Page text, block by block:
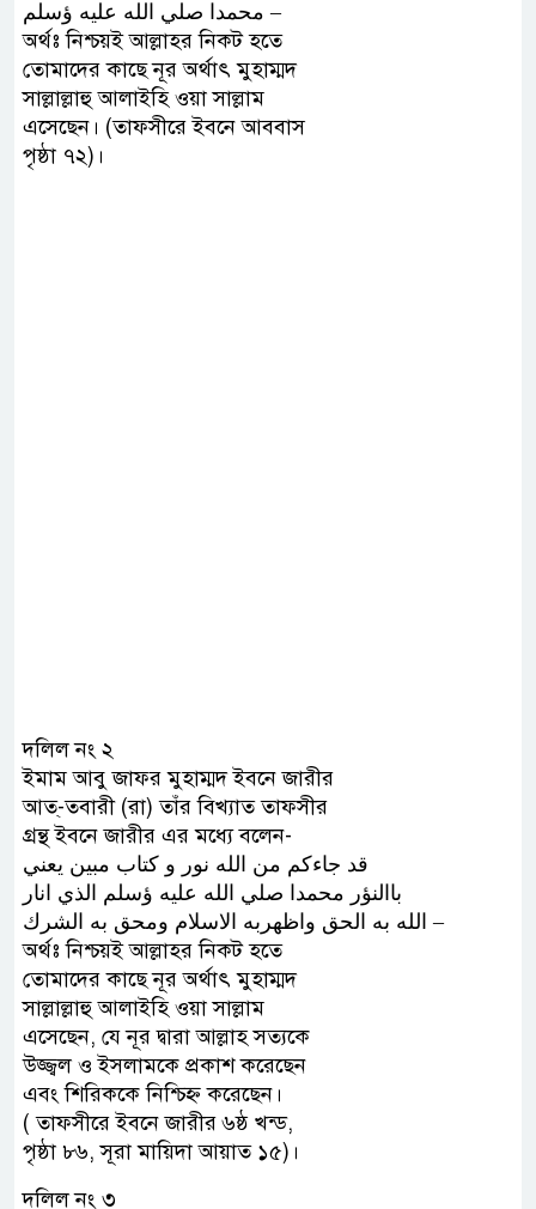
ﻣﺤﻤﺪﺍ ﺻﻠﻲ ﺍﻟﻠﻪ ﻋﻠﻴﻪ ﺅﺳﻠﻢ –
অর্থঃ নিশ্চয়ই আল্লাহর নিকট হতে
তোমাদের কাছে নূর অর্থাৎ মুহাম্মদ
সাল্লাল্লাহু আলাইহি ওয়া সাল্লাম
এসেছেন। (তাফসীরে ইবনে আববাস
পৃষ্ঠা ৭২)।
দলিল নং ২
ইমাম আবু জাফর মুহাম্মদ ইবনে জারীর
আত্-তবারী (রা) তাঁর বিখ্যাত তাফসীর
গ্রন্থ ইবনে জারীর এর মধ্যে বলেন-
ﻗﺪ ﺟﺎﺀﻛﻢ ﻣﻦ ﺍﻟﻠﻪ ﻧﻮﺭ ﻭ ﻛﺘﺎﺏ ﻣﺒﻴﻦ ﻳﻌﻨﻲ
ﺑﺎﺍﻟﻨﺆﺭ ﻣﺤﻤﺪﺍ ﺻﻠﻲ ﺍﻟﻠﻪ ﻋﻠﻴﻪ ﺅﺳﻠﻢ ﺍﻟﺬﻱ ﺍﻧﺎﺭ
ﺍﻟﻠﻪ ﺑﻪ ﺍﻟﺤﻖ ﻭﺍﻇﻬﺮﺑﻪ ﺍﻻﺳﻼﻡ ﻭﻣﺤﻖ ﺑﻪ ﺍﻟﺸﺮﻙ –
অর্থঃ নিশ্চয়ই আল্লাহর নিকট হতে
তোমাদের কাছে নূর অর্থাৎ মুহাম্মদ
সাল্লাল্লাহু আলাইহি ওয়া সাল্লাম
এসেছেন, যে নূর দ্বারা আল্লাহ সত্যকে
উজ্জ্বল ও ইসলামকে প্রকাশ করেছেন
এবং শিরিককে নিশ্চিহ্ন করেছেন।
( তাফসীরে ইবনে জারীর ৬ষ্ঠ খন্ড,
পৃষ্ঠা ৮৬, সূরা মায়িদা আয়াত ১৫)।
দলিল নং ৩